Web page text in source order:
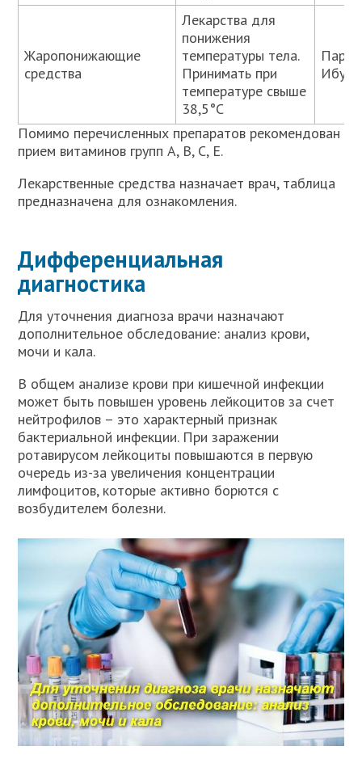
Жаропонижающие
средства
Лекарства для
понижения
температуры тела.
Принимать при
температуре свыше
38,5°С
Помимо перечисленных препаратов рекомендован
прием витаминов групп А, В, С, Е.
Лекарственные средства назначает врач, таблица
предназначена для ознакомления.
Дифференциальная
диагностика
Для уточнения диагноза врачи назначают
дополнительное обследование: анализ крови,
мочи и кала.
В общем анализе крови при кишечной инфекции
может быть повышен уровень лейкоцитов за счет
нейтрофилов – это характерный признак
бактериальной инфекции. При заражении
ротавирусом лейкоциты повышаются в первую
очередь из-за увеличения концентрации
лимфоцитов, которые активно борются с
возбудителем болезни.